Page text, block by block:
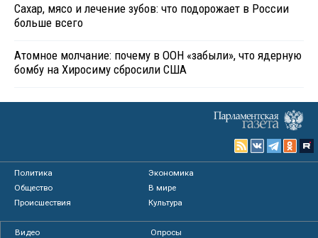
Сахар, мясо и лечение зубов: что подорожает в России
больше всего
Атомное молчание: почему в ООН «забыли», что ядерную
бомбу на Хиросиму сбросили США
Политика
Экономика
Общество
В мире
Происшествия
Культура
Видео
Опросы